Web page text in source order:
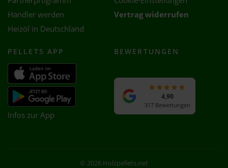
Händler werden
Heizöl in Deutschland
Vertrag widerrufen
PELLETS APP
Infos zur App
BEWERTUNGEN
4,90
317 Bewertungen
© 2026 Holzpellets.net